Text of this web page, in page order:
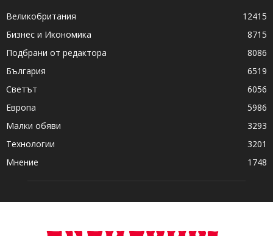
Великобритания
12415
Бизнес и Икономика
8715
Подбрани от редактора
8086
България
6519
Светът
6056
Европа
5986
Малки обяви
3293
Технологии
3201
Мнение
1748